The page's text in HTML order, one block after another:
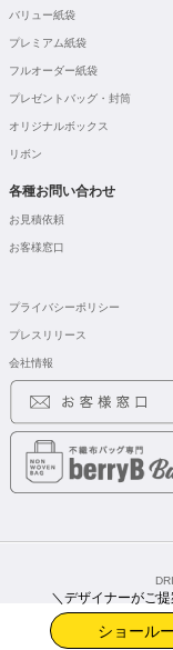
＼デザイナーがご
ショール
バリュー紙袋
プレミアム紙袋
フルオーダー紙袋
プレゼントバッグ・封筒
オリジナルボックス
リボン
各種お問い合わせ
お見積依頼
お客様窓口
プライバシーポリシー
プレスリリース
会社情報